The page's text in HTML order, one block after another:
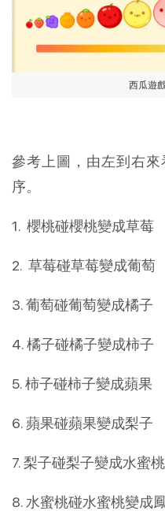
西瓜遊
參考上圖，由左到右
序。
1. 櫻桃碰櫻桃變成草莓
2. 草莓碰草莓變成葡萄
3. 葡萄碰葡萄變成橘子
4. 橘子碰橘子變成柿子
5. 柿子碰柿子變成蘋果
6. 蘋果碰蘋果變成梨子
7. 梨子碰梨子變成水蜜桃
8. 水蜜桃碰水蜜桃變成